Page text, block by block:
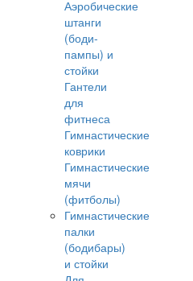
Аэробические
штанги
(боди-
пампы) и
стойки
Гантели
для
фитнеса
Гимнастические
коврики
Гимнастические
мячи
(фитболы)
Гимнастические
палки
(бодибары)
и стойки